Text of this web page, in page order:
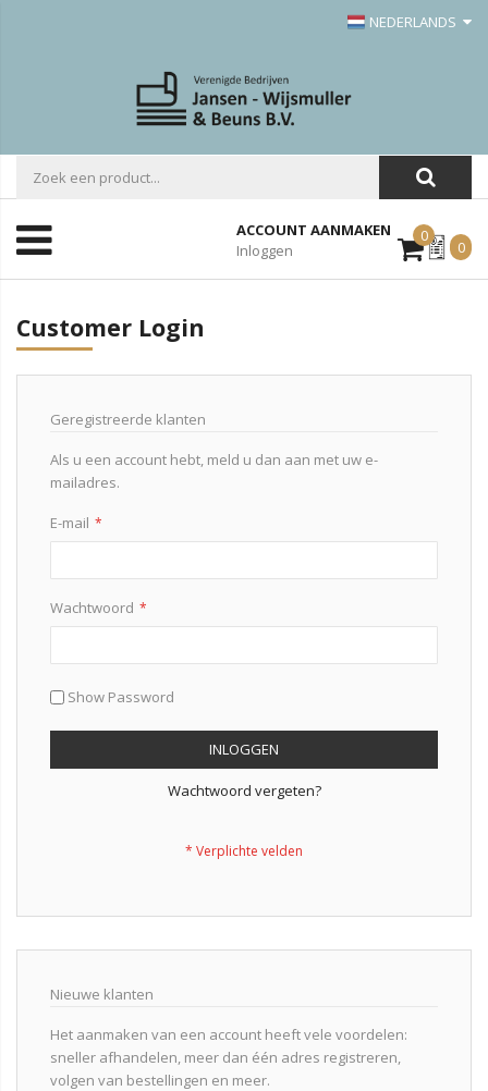
NEDERLANDS
ACCOUNT AANMAKEN
Inloggen
0Mijn
Offerte
0
Customer Login
Geregistreerde klanten
Als u een account hebt, meld u dan aan met uw e-
mailadres.
E-mail
Wachtwoord
Show Password
INLOGGEN
Wachtwoord vergeten?
Nieuwe klanten
Het aanmaken van een account heeft vele voordelen:
sneller afhandelen, meer dan één adres registreren,
volgen van bestellingen en meer.